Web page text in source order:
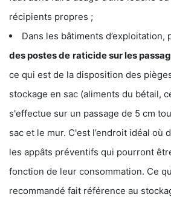
récipients propres ;
Dans les bâtiments d’exploitation,
des postes de raticide sur les
ce qui est de la disposition des
stockage en sac (aliments du bétail,
s'effectue sur un passage de 5 cm
sac et le mur. C'est l’endroit idéal où
les appâts préventifs qui pourront
fonction de leur consommation. Ce
recommandé fait référence au